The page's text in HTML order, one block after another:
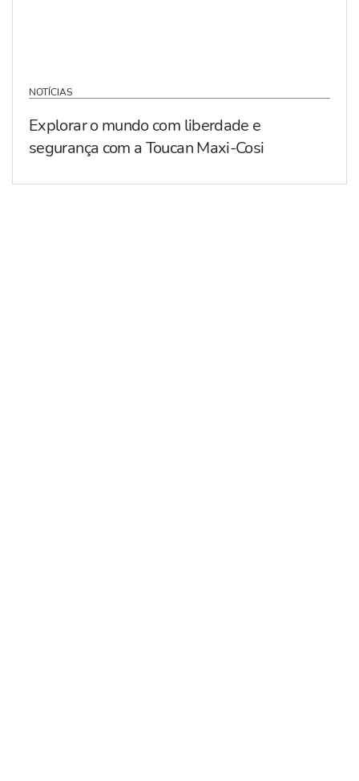
NOTÍCIAS
Explorar o mundo com liberdade e
segurança com a Toucan Maxi-Cosi